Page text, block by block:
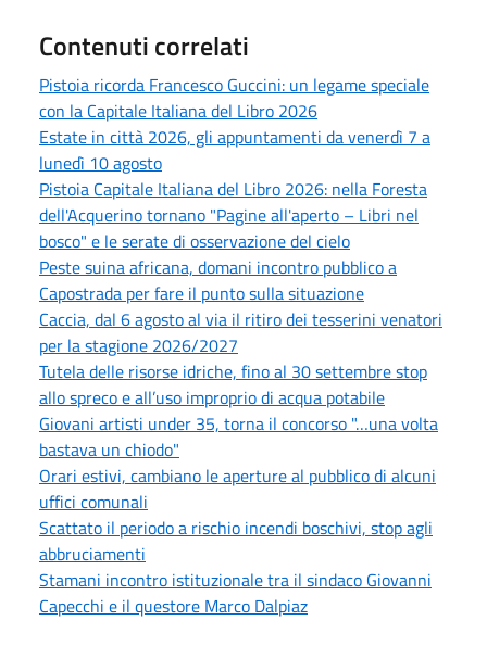
Contenuti correlati
Pistoia ricorda Francesco Guccini: un legame speciale
con la Capitale Italiana del Libro 2026
Estate in città 2026, gli appuntamenti da venerdì 7 a
lunedì 10 agosto
Pistoia Capitale Italiana del Libro 2026: nella Foresta
dell'Acquerino tornano "Pagine all'aperto – Libri nel
bosco" e le serate di osservazione del cielo
Peste suina africana, domani incontro pubblico a
Capostrada per fare il punto sulla situazione
Caccia, dal 6 agosto al via il ritiro dei tesserini venatori
per la stagione 2026/2027
Tutela delle risorse idriche, fino al 30 settembre stop
allo spreco e all’uso improprio di acqua potabile
Giovani artisti under 35, torna il concorso "…una volta
bastava un chiodo"
Orari estivi, cambiano le aperture al pubblico di alcuni
uffici comunali
Scattato il periodo a rischio incendi boschivi, stop agli
abbruciamenti
Stamani incontro istituzionale tra il sindaco Giovanni
Capecchi e il questore Marco Dalpiaz